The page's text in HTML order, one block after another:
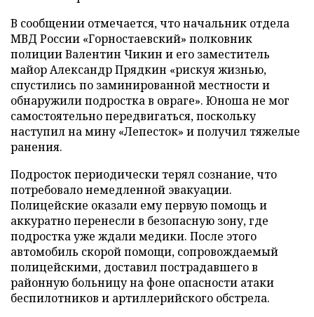
В сообщении отмечается, что начальник отдела
МВД России «Горностаевский» полковник
полиции Валентин Чикин и его заместитель
майор Александр Прядкин «рискуя жизнью,
спустились по заминированной местности и
обнаружили подростка в овраге». Юноша не мог
самостоятельно передвигаться, поскольку
наступил на мину «Лепесток» и получил тяжелые
ранения.
Подросток периодически терял сознание, что
потребовало немедленной эвакуации.
Полицейские оказали ему первую помощь и
аккуратно перенесли в безопасную зону, где
подростка уже ждали медики. После этого
автомобиль скорой помощи, сопровождаемый
полицейскими, доставил пострадавшего в
районную больницу на фоне опасности атаки
беспилотников и артиллерийского обстрела.